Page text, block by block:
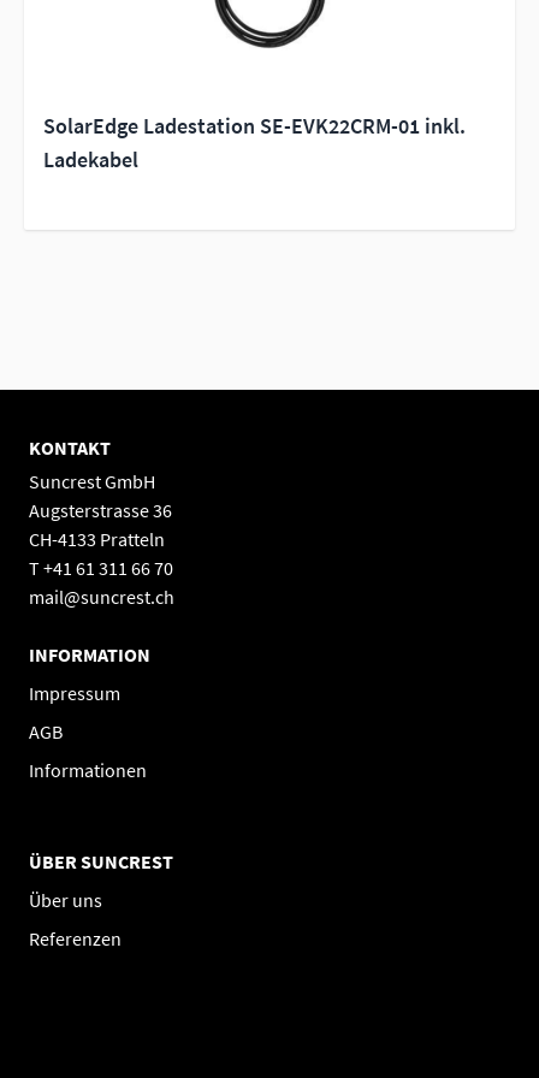
SolarEdge Ladestation SE-EVK22CRM-01 inkl.
Ladekabel
KONTAKT
Suncrest GmbH
Augsterstrasse 36
CH-4133 Pratteln
T +41 61 311 66 70
mail@suncrest.ch
INFORMATION
Impressum
AGB
Informationen
ÜBER SUNCREST
Über uns
Referenzen